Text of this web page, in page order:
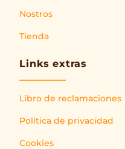
Nostros
Tienda
Links extras
Libro de reclamaciones
Política de privacidad
Cookies